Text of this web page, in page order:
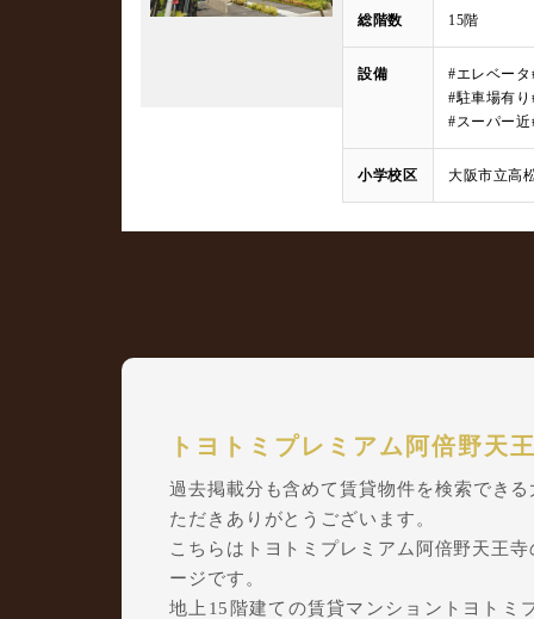
総階数 15階
設備 #エレベータ
#駐車場有り
#スーパー近
小学校区 大阪市立高
トヨトミプレミアム阿倍野天
過去掲載分も含めて賃貸物件を検索でき
ただきありがとうございます。
こちらはトヨトミプレミアム阿倍野天王
ージです。
地上15階建ての賃貸マンショントヨトミ